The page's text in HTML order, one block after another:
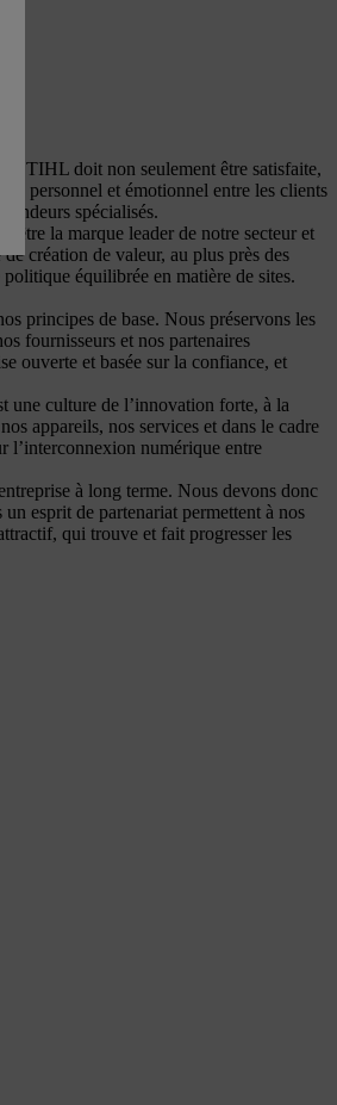
STIHL doit non seulement être satisfaite,
personnel et émotionnel entre les clients
spécialisés.
être la marque leader de notre secteur et
création de valeur, au plus près des
équilibrée en matière de sites.
principes de base. Nous préservons les
fournisseurs et nos partenaires
ouverte et basée sur la confiance, et
une culture de l’innovation forte, à la
appareils, nos services et dans le cadre
l’interconnexion numérique entre
à long terme. Nous devons donc
esprit de partenariat permettent à nos
qui trouve et fait progresser les